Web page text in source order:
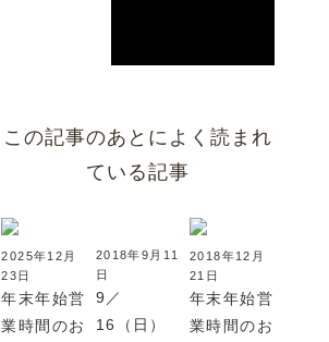
この記事のあとによく読まれ
ている記事
2025年12月
23日
年末年始営
業時間のお
2018年9月11
日
9／
16（日）
2018年12月
21日
年末年始営
業時間のお